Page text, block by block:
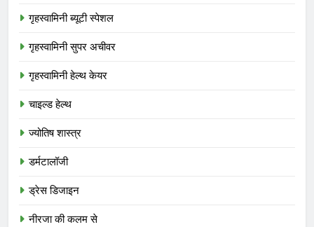
गृहस्वामिनी ब्यूटी स्पेशल
गृहस्वामिनी सुपर अचीवर
गृहस्वामिनी हेल्थ केयर
चाइल्ड हेल्थ
ज्योतिष शास्त्र
डर्मटालॉजी
ड्रेस डिजाइन
नीरजा की कलम से